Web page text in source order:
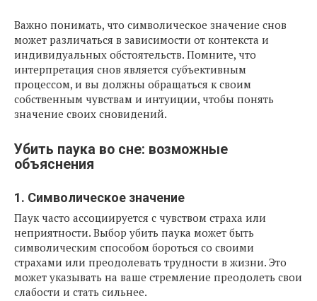
Важно понимать, что символическое значение снов
может различаться в зависимости от контекста и
индивидуальных обстоятельств. Помните, что
интерпретация снов является субъективным
процессом, и вы должны обращаться к своим
собственным чувствам и интуиции, чтобы понять
значение своих сновидений.
Убить паука во сне: возможные
объяснения
1. Символическое значение
Паук часто ассоциируется с чувством страха или
неприятности. Выбор убить паука может быть
символическим способом бороться со своими
страхами или преодолевать трудности в жизни. Это
может указывать на ваше стремление преодолеть свои
слабости и стать сильнее.